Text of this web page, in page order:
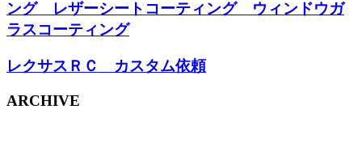
ング レザーシートコーティング ウィンドウガ
ラスコーティング
レクサスＲＣ カスタム依頼
ARCHIVE